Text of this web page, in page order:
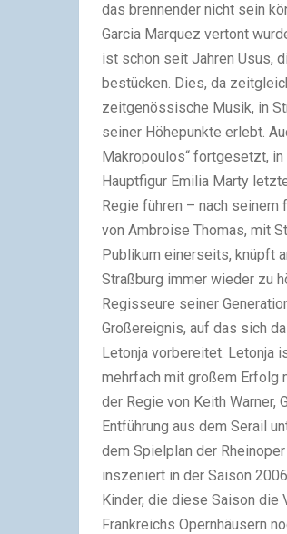
das brennender nicht sein
Garcia Marquez vertont
ist schon seit Jahren Usus,
bestücken. Dies, da
zeitgenössische Musik, in
seiner Höhepunkte erlebt.
Makropoulos“ fortgesetzt,
Hauptfigur Emilia Marty
Regie führen – nach seinem
von Ambroise Thomas, mit
Publikum einerseits, knüpft
Straßburg immer wieder zu
Regisseure seiner
Großereignis, auf das sich
Letonja vorbereitet. Letonja
mehrfach mit großem Erfolg
der Regie von Keith Warner,
Entführung aus dem Serail
dem Spielplan der
inszeniert in der Saison
Kinder, die diese Saison die
Frankreichs Opernhäusern